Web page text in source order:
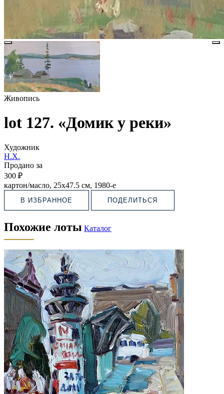
Живопись
lot 127. «Домик у реки»
Художник
Н.Х.
Продано за
300 ₽
картон/масло, 25х47.5 см, 1980-е
В ИЗБРАННОЕ ПОДЕЛИТЬСЯ
Похожие лоты Каталог